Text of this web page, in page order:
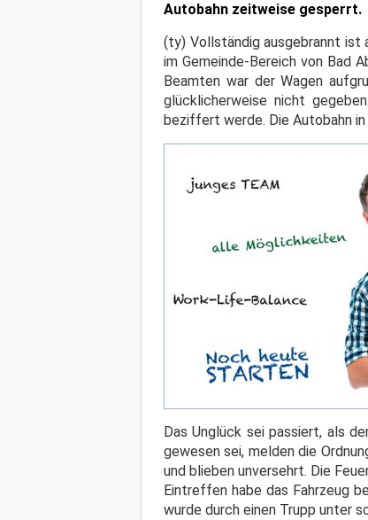
Autobahn zeitweise gesperrt.
(ty) Vollständig ausgebrannt ist
im Gemeinde-Bereich von Bad
Beamten war der Wagen
glücklicherweise nicht
beziffert werde. Die Autobahn
Das Unglück sei passiert, als
gewesen sei, melden die
und blieben unversehrt. Die
Eintreffen habe das Fahrzeug
wurde durch einen Trupp unter